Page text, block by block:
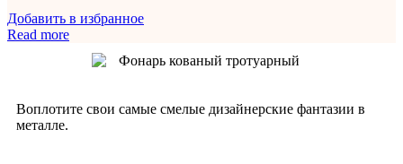
Добавить в избранное
Read more
Воплотите свои самые смелые дизайнерские фантазии в
металле.